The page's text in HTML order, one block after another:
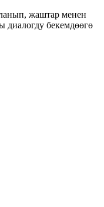
жаштар менен
диалогду бекемдөөгө